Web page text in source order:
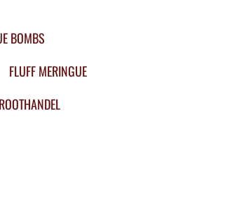
BOMBS
FLUFF MERINGUE